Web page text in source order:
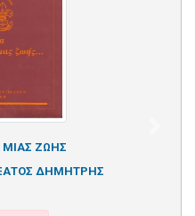
ΜΙΑΣ ΖΩΗΣ
ΔΗΜΗΤΡΗΣ